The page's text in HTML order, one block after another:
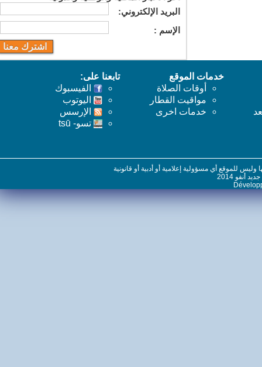
البريد اﻹلكتروني:
اﻹسم :
خدمات الموقع
أوقات الصلاة
مواقيت القطار
خدمات اخرى
تابعنا على:
الفيسبوك
اليوتوب
اﻹرسس
تسو- tsū
للموقع أي مسؤولية إعلامية أو أدبية أو قانونية
2014